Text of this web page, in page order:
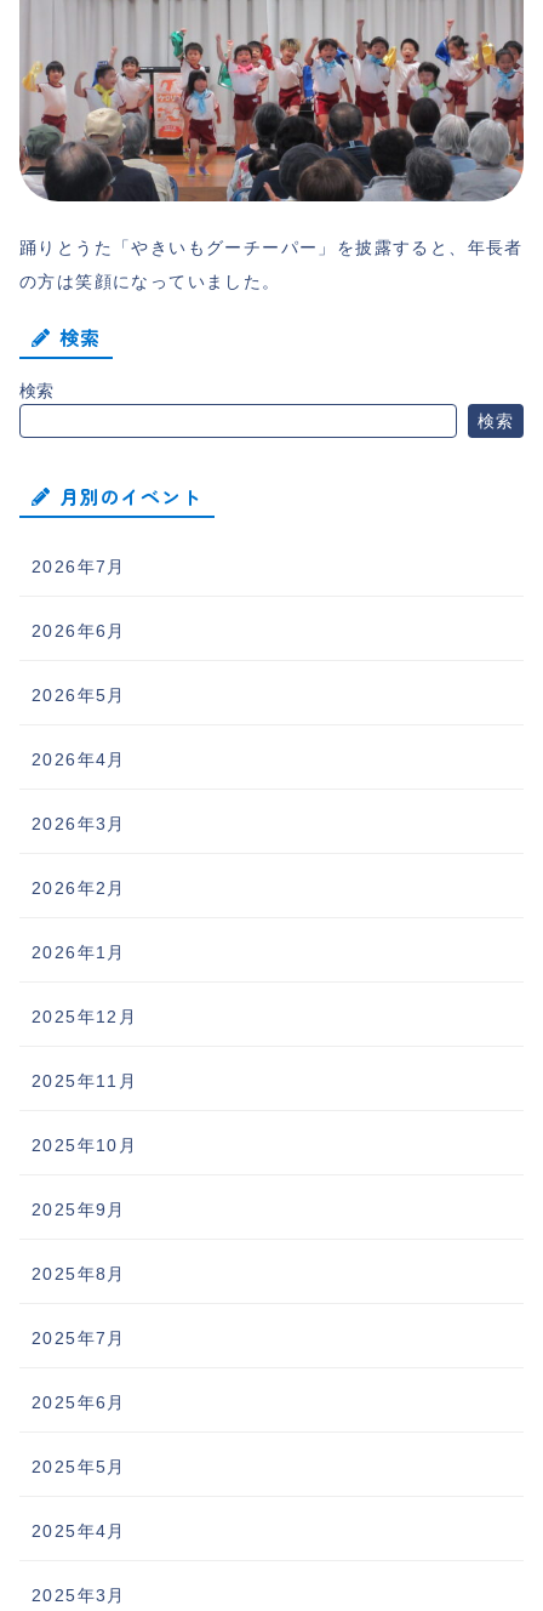
踊りとうた「やきいもグーチーパー」を披露すると、年長者
の方は笑顔になっていました。
検索
検索
検索
月別のイベント
2026年7月
2026年6月
2026年5月
2026年4月
2026年3月
2026年2月
2026年1月
2025年12月
2025年11月
2025年10月
2025年9月
2025年8月
2025年7月
2025年6月
2025年5月
2025年4月
2025年3月